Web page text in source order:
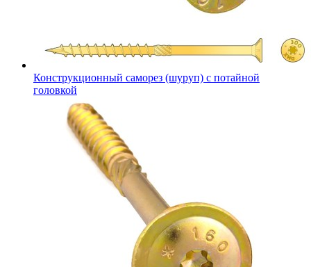
Конструкционный саморез (шуруп) с потайной
головкой